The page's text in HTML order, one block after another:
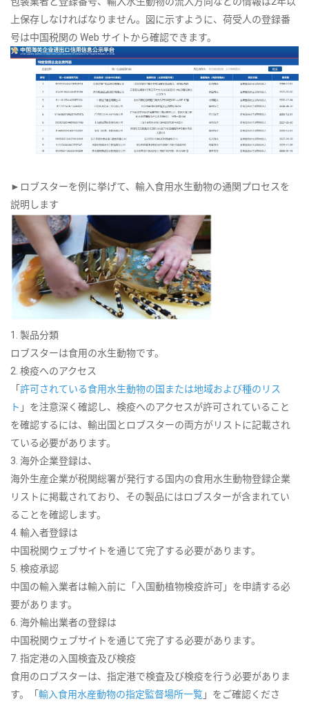
上保存しなければなりません。図に示すように、荷受人の登録番
号は中国税関の Web サイトから確認できます。
►ロブスターを例に挙げて、輸入食用水生動物の通関プロセスを
説明します
1. 製品分類
ロブスターは食用の水生動物です。
2. 検疫へのアクセス
「 許可されている食用水生動物の国または地域および種のリス
ト 」を注意深く確認し、検疫へのアクセスが許可されていること
を確認するには、輸出国とロブスターの両方がリストに記載され
ている必要があります。
3. 海外企業登録は、
海外生産企業が税関総署が発行する国内の食用水生動物登録企業
リストに掲載されており、その製品にはロブスターが含まれてい
ることを確認します。
4. 輸入者登録は
中国税関ウェブサイトを通じて完了する必要があります。
5. 検疫承認
中国の輸入業者は輸入前に「入国動植物検疫許可」を申請する必
要があります。
6. 海外輸出業者の登録は
中国税関ウェブサイトを通じて完了する必要があります。
7. 指定港の入国検査及び検疫
食用のロブスターは、指定港で検査及び検疫を行う必要がありま
す。「 輸入食用水産動物の指定監督場所一覧 」をご確認くださ